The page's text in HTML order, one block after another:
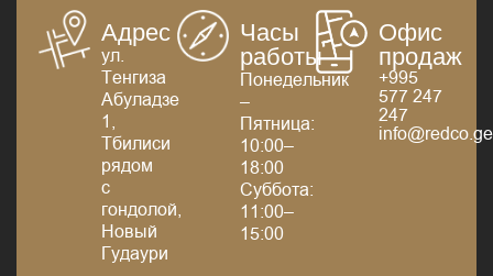
Адрес
ул.
Тенгиза
Абуладзе
1,
Тбилиси
рядом
с
гондолой,
Новый
Гудаури
Часы
работы
Понедельник
–
Пятница:
10:00–
18:00
Суббота:
11:00–
15:00
Офис
продаж
+995
577 247
247
info@redco.ge